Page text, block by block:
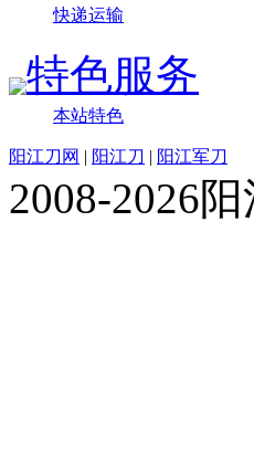
快递运输
特色服务
本站特色
阳江刀网 | 阳江刀 | 阳江军刀
2008-2026